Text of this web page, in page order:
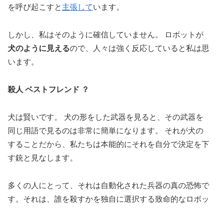
を呼び起こすと 主張しています。
しかし、私はそのように確信していません。 ロボットが
犬のように見えるので、人々は強く反応していると私は思
います。
殺人 ベストフレンド ？
犬は賢いです。 犬の形をした武器を見ると、その武器を
同じ用語で見るのは非常に簡単になります。 それが犬の
することだから、私たちは本能的にそれを自分で決定を下
す銃と見なします。
多くの人にとって、それは自動化された兵器の真の恐怖で
す。それは、誰を殺すかを独自に選択する致命的なロボッ